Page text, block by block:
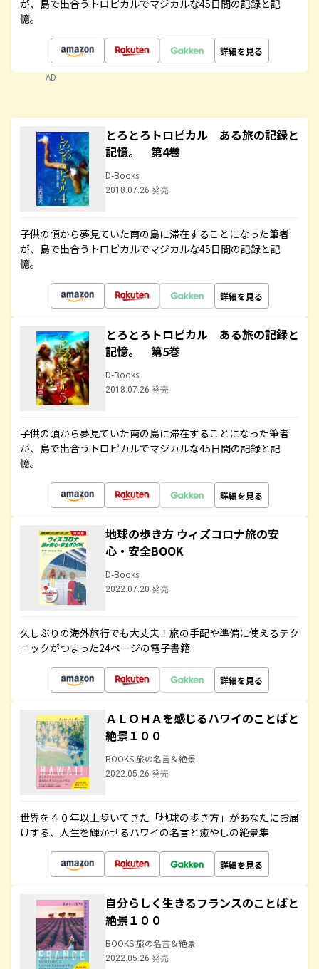
が、島で出合うトロピカルでマジカルな45日間の記録と記
憶。
詳細を見る
AD
とろとろトロピカル ある旅の記録と
記憶。 第4巻
D-Books
2018.07.26 発売
子供の頃から夢見ていた南の島に滞在することになった筆者
が、島で出合うトロピカルでマジカルな45日間の記録と記
憶。
詳細を見る
とろとろトロピカル ある旅の記録と
記憶。 第5巻
D-Books
2018.07.26 発売
子供の頃から夢見ていた南の島に滞在することになった筆者
が、島で出合うトロピカルでマジカルな45日間の記録と記
憶。
詳細を見る
地球の歩き方 ウィズコロナ旅の安
心・安全BOOK
D-Books
2022.07.20 発売
久しぶりの海外旅行でも大丈夫！旅の手配や準備に使えるテク
ニックがつまった24ページの電子書籍
詳細を見る
ＡＬＯＨＡを感じるハワイのことばと
絶景１００
BOOKS 旅の名言＆絶景
2022.05.26 発売
世界を４０年以上歩いてきた「地球の歩き方」があなたにお届
けする、人生を輝かせるハワイの名言と癒やしの絶景集
詳細を見る
自分らしく生きるフランスのことばと
絶景１００
BOOKS 旅の名言＆絶景
2022.05.26 発売